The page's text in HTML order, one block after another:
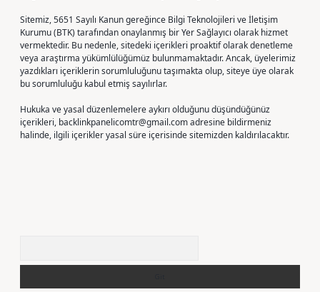
Sitemiz, 5651 Sayılı Kanun gereğince Bilgi Teknolojileri ve İletişim
Kurumu (BTK) tarafından onaylanmış bir Yer Sağlayıcı olarak hizmet
vermektedir. Bu nedenle, sitedeki içerikleri proaktif olarak denetleme
veya araştırma yükümlülüğümüz bulunmamaktadır. Ancak, üyelerimiz
yazdıkları içeriklerin sorumluluğunu taşımakta olup, siteye üye olarak
bu sorumluluğu kabul etmiş sayılırlar.
Hukuka ve yasal düzenlemelere aykırı olduğunu düşündüğünüz
içerikleri, backlinkpanelicomtr@gmail.comadresine bildirmeniz
halinde, ilgili içerikler yasal süre içerisinde sitemizden kaldırılacaktır.